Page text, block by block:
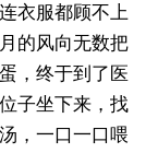
衣服都顾不上
的风向无数把
，终于到了医
子坐下来，找
，一口一口喂